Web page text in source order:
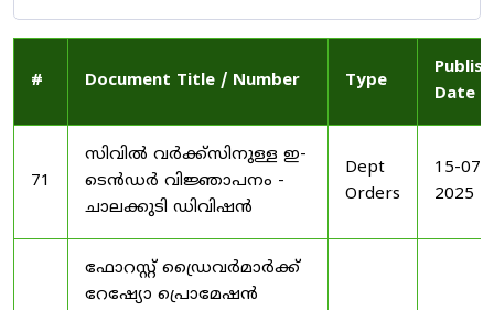
# Document Title / Number Type
Date
71
സിവിൽ വർക്ക്സിനുള്ള ഇ-
ടെൻഡർ വിജ്ഞാപനം -
ചാലക്കുടി ഡിവിഷൻ
Dept
Orders
15-07-
2025
ഫോറസ്റ്റ് ഡ്രൈവർമാർക്ക്
റേഷ്യോ പ്രൊമേഷൻ